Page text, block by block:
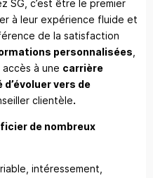
SG, c’est être le premier
à leur expérience fluide et
de la satisfaction
personnalisées
à une carrière
vers de
clientèle.
de nombreux
intéressement,